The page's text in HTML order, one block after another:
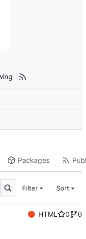
Packages
Filter Sort
HTML 0
0